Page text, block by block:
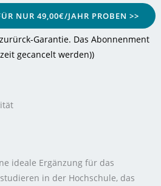
NUR 49,00€/JAHR PROBEN >>
Garantie. Das Abonnenment
gecancelt werden))
ideale Ergänzung für das
in der Hochschule, das